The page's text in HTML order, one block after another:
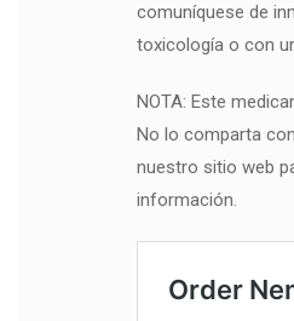
comuníquese de
toxicología o con
NOTA: Este
No lo comparta
nuestro sitio web
información.